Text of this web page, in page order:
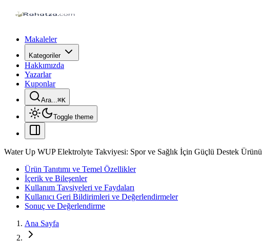
Makaleler
Kategoriler
Hakkımızda
Yazarlar
Kuponlar
Ara...⌘K
Toggle theme
Water Up WUP Elektrolyte Takviyesi: Spor ve Sağlık İçin Güçlü Destek Ürünü
Ürün Tanıtımı ve Temel Özellikler
İçerik ve Bileşenler
Kullanım Tavsiyeleri ve Faydaları
Kullanıcı Geri Bildirimleri ve Değerlendirmeler
Sonuç ve Değerlendirme
Ana Sayfa